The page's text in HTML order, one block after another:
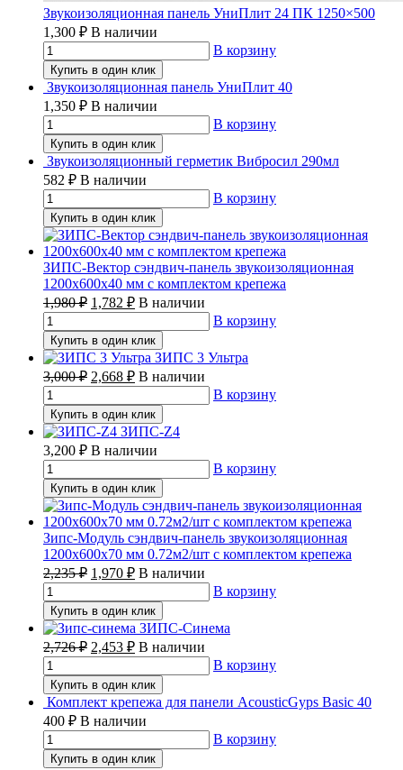
Звукоизоляционная панель УниПлит 24 ПК 1250×500
1,300 ₽ В наличии
В корзину
Купить в один клик
Звукоизоляционная панель УниПлит 40
1,350 ₽ В наличии
В корзину
Купить в один клик
Звукоизоляционный герметик Вибросил 290мл
582 ₽ В наличии
В корзину
Купить в один клик
ЗИПС-Вектор сэндвич-панель звукоизоляционная
1200х600х40 мм с комплектом крепежа
1,980₽ 1,782 ₽ В наличии
В корзину
Купить в один клик
ЗИПС 3 Ультра
3,000₽ 2,668 ₽ В наличии
В корзину
Купить в один клик
ЗИПС-Z4
3,200 ₽ В наличии
В корзину
Купить в один клик
Зипс-Модуль сэндвич-панель звукоизоляционная
1200х600х70 мм 0.72м2/шт с комплектом крепежа
2,235₽ 1,970 ₽ В наличии
В корзину
Купить в один клик
ЗИПС-Синема
2,726₽ 2,453 ₽ В наличии
В корзину
Купить в один клик
Комплект крепежа для панели AcousticGyps Basic 40
400 ₽ В наличии
В корзину
Купить в один клик